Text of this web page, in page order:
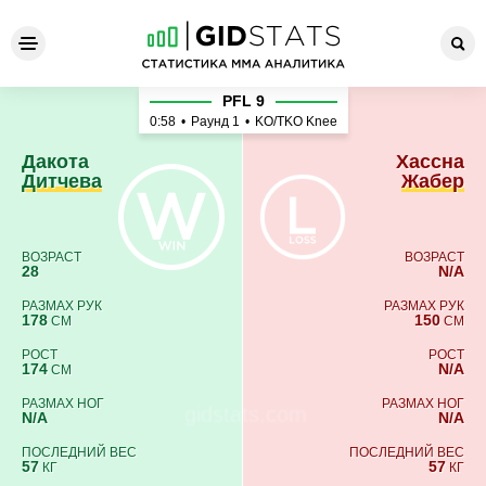
Дакота Дитчева - Хассна
Дакота
Дитчева
ВОЗРАСТ
28
РАЗМАХ РУК
178 СМ
РОСТ
174 СМ
РАЗМАХ НОГ
N/A
ПОСЛЕДНИЙ ВЕС
57 КГ
PFL 9
0:58 • Раунд 1 • KO/TKO Knee
Хассна
Жабер
ВОЗРАСТ
N/A
РАЗМАХ РУК
150 СМ
РОСТ
N/A
РАЗМАХ НОГ
N/A
ПОСЛЕДНИЙ ВЕС
57 КГ